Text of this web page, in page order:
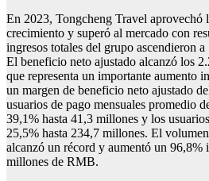
En 2023, Tongcheng Travel aprovechó
crecimiento y superó al mercado con
ingresos totales del grupo ascendieron
El beneficio neto ajustado alcanzó los
que representa un importante aumento
un margen de beneficio neto ajustado
usuarios de pago mensuales promedio
39,1% hasta 41,3 millones y los
25,5% hasta 234,7 millones. El
alcanzó un récord y aumentó un 96,8%
millones de RMB.